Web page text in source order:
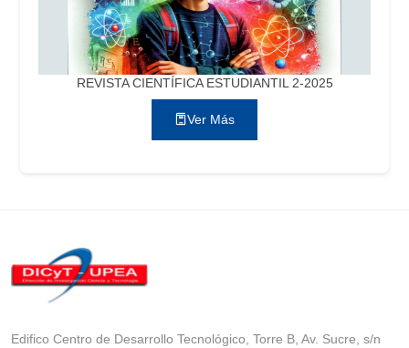
REVISTA CIENTÍFICA ESTUDIANTIL 2-2025
Ver Más
Edifico Centro de Desarrollo Tecnológico, Torre B, Av. Sucre, s/n